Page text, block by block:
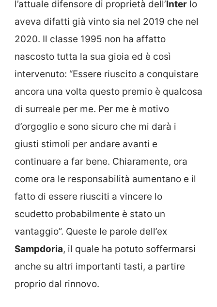
l’attuale difensore di proprietà dell’Inter lo
aveva difatti già vinto sia nel 2019 che nel
2020. Il classe 1995 non ha affatto
nascosto tutta la sua gioia ed è così
intervenuto: “Essere riuscito a conquistare
ancora una volta questo premio è qualcosa
di surreale per me. Per me è motivo
d’orgoglio e sono sicuro che mi darà i
giusti stimoli per andare avanti e
continuare a far bene. Chiaramente, ora
come ora le responsabilità aumentano e il
fatto di essere riusciti a vincere lo
scudetto probabilmente è stato un
vantaggio”. Queste le parole dell’ex
Sampdoria, il quale ha potuto soffermarsi
anche su altri importanti tasti, a partire
proprio dal rinnovo.